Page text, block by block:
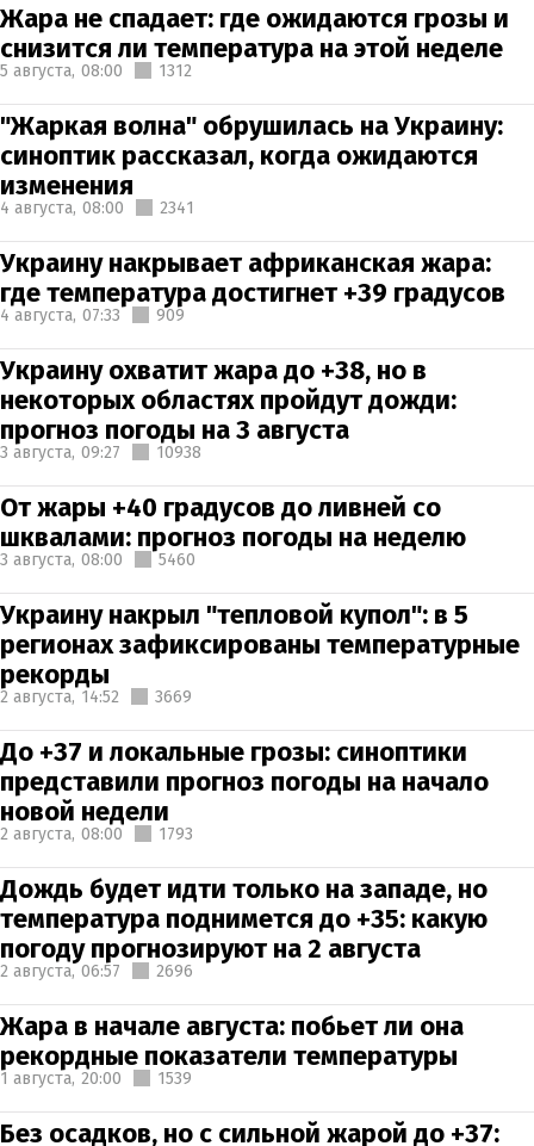
Жара не спадает: где ожидаются грозы и
снизится ли температура на этой неделе
5 августа, 08:00 1312
"Жаркая волна" обрушилась на Украину:
синоптик рассказал, когда ожидаются
изменения
4 августа, 08:00 2341
Украину накрывает африканская жара:
где температура достигнет +39 градусов
4 августа, 07:33 909
Украину охватит жара до +38, но в
некоторых областях пройдут дожди:
прогноз погоды на 3 августа
3 августа, 09:27 10938
От жары +40 градусов до ливней со
шквалами: прогноз погоды на неделю
3 августа, 08:00 5460
Украину накрыл "тепловой купол": в 5
регионах зафиксированы температурные
рекорды
2 августа, 14:52 3669
До +37 и локальные грозы: синоптики
представили прогноз погоды на начало
новой недели
2 августа, 08:00 1793
Дождь будет идти только на западе, но
температура поднимется до +35: какую
погоду прогнозируют на 2 августа
2 августа, 06:57 2696
Жара в начале августа: побьет ли она
рекордные показатели температуры
1 августа, 20:00 1539
Без осадков, но с сильной жарой до +37: